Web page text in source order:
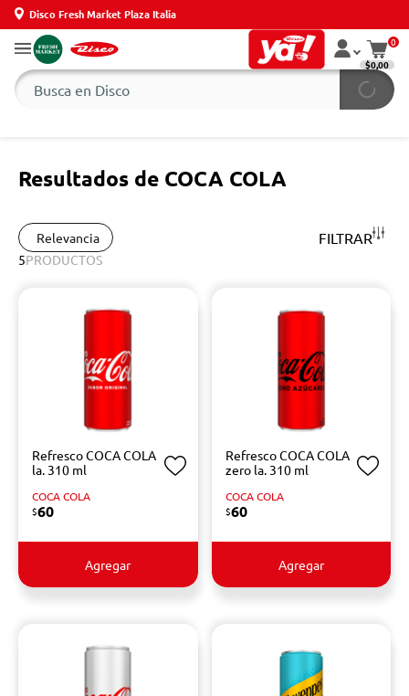
Disco Fresh Market Plaza Italia
0
$0,00
Resultados de COCA COLA
Relevancia FILTRAR
5PRODUCTOS
Refresco COCA COLA
la. 310 ml
COCA COLA
$60
Agregar
Refresco COCA COLA
zero la. 310 ml
COCA COLA
$60
Agregar